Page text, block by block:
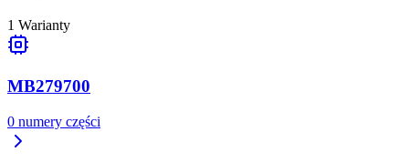
1 Warianty
MB279700
0 numery części